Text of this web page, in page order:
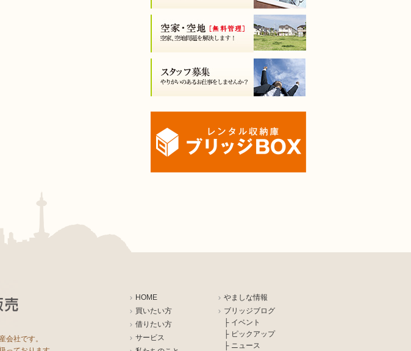
会社です。
HOME
買いたい方
借りたい方
サービス
やましな情報
ブリッジブログ
├ イベント
├ ピックアップ
├ ニュース